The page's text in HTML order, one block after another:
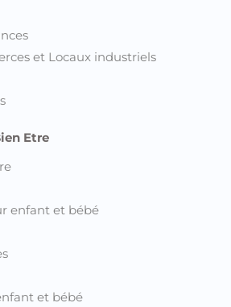
et Locaux industriels
Etre
enfant et bébé
et bébé